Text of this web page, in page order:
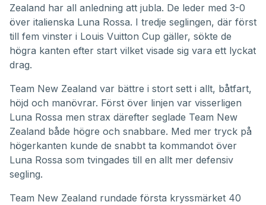
Zealand har all anledning att jubla. De leder med 3-0
över italienska Luna Rossa. I tredje seglingen, där först
till fem vinster i Louis Vuitton Cup gäller, sökte de
högra kanten efter start vilket visade sig vara ett lyckat
drag.
Team New Zealand var bättre i stort sett i allt, båtfart,
höjd och manövrar. Först över linjen var visserligen
Luna Rossa men strax därefter seglade Team New
Zealand både högre och snabbare. Med mer tryck på
högerkanten kunde de snabbt ta kommandot över
Luna Rossa som tvingades till en allt mer defensiv
segling.
Team New Zealand rundade första kryssmärket 40